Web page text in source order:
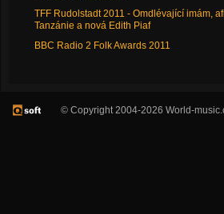
TFF Rudolstadt 2011 - Omdlévající imám,
Tanzánie a nová Edith Piaf
BBC Radio 2 Folk Awards 2011
© Copyright 2004-2026 World-